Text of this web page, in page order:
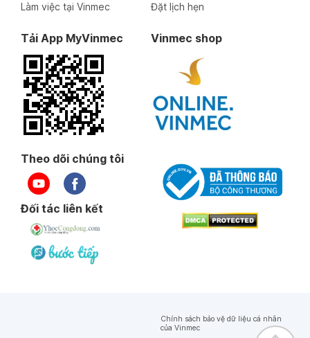
Làm việc tại Vinmec
Đặt lịch hẹn
Tải App MyVinmec Vinmec shop
Theo dõi chúng tôi
Đối tác liên kết
Chính sách bảo vệ dữ liệu cá nhân
của Vinmec